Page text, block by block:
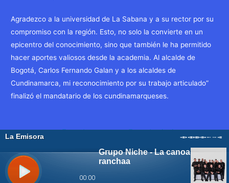
Agradezco a la universidad de La Sabana y a su rector por su
compromiso con la región. Esto, no solo la convierte en un
epicentro del conocimiento, sino que también le ha permitido
hacer aportes valiosos desde la academia. Al alcalde de
Bogotá, Carlos Fernando Galan y a los alcaldes de
Cundinamarca, mi reconocimiento por su trabajo articulado”
finalizó el mandatario de los cundinamarqueses.
Navegación
de
entradas
←Entrada
Entrada siguiente
→
WP2Social Auto Publish